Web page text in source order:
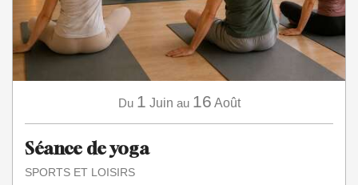
Du 1 Juin au 16 Août
Séance de yoga
SPORTS ET LOISIRS